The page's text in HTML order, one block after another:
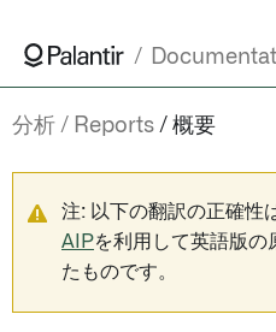
分析 Reports 概要
注: 以下の翻訳の正確性
AIPを利用して英語版の
たものです。